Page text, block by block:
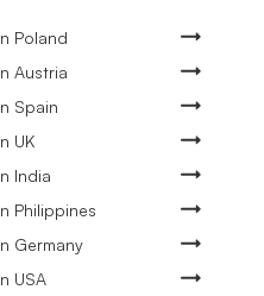
Poland
Austria
Spain
UK
India
Philippines
Germany
USA